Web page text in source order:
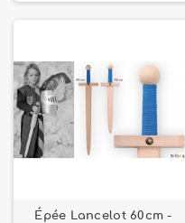
Épée Lancelot 60cm -